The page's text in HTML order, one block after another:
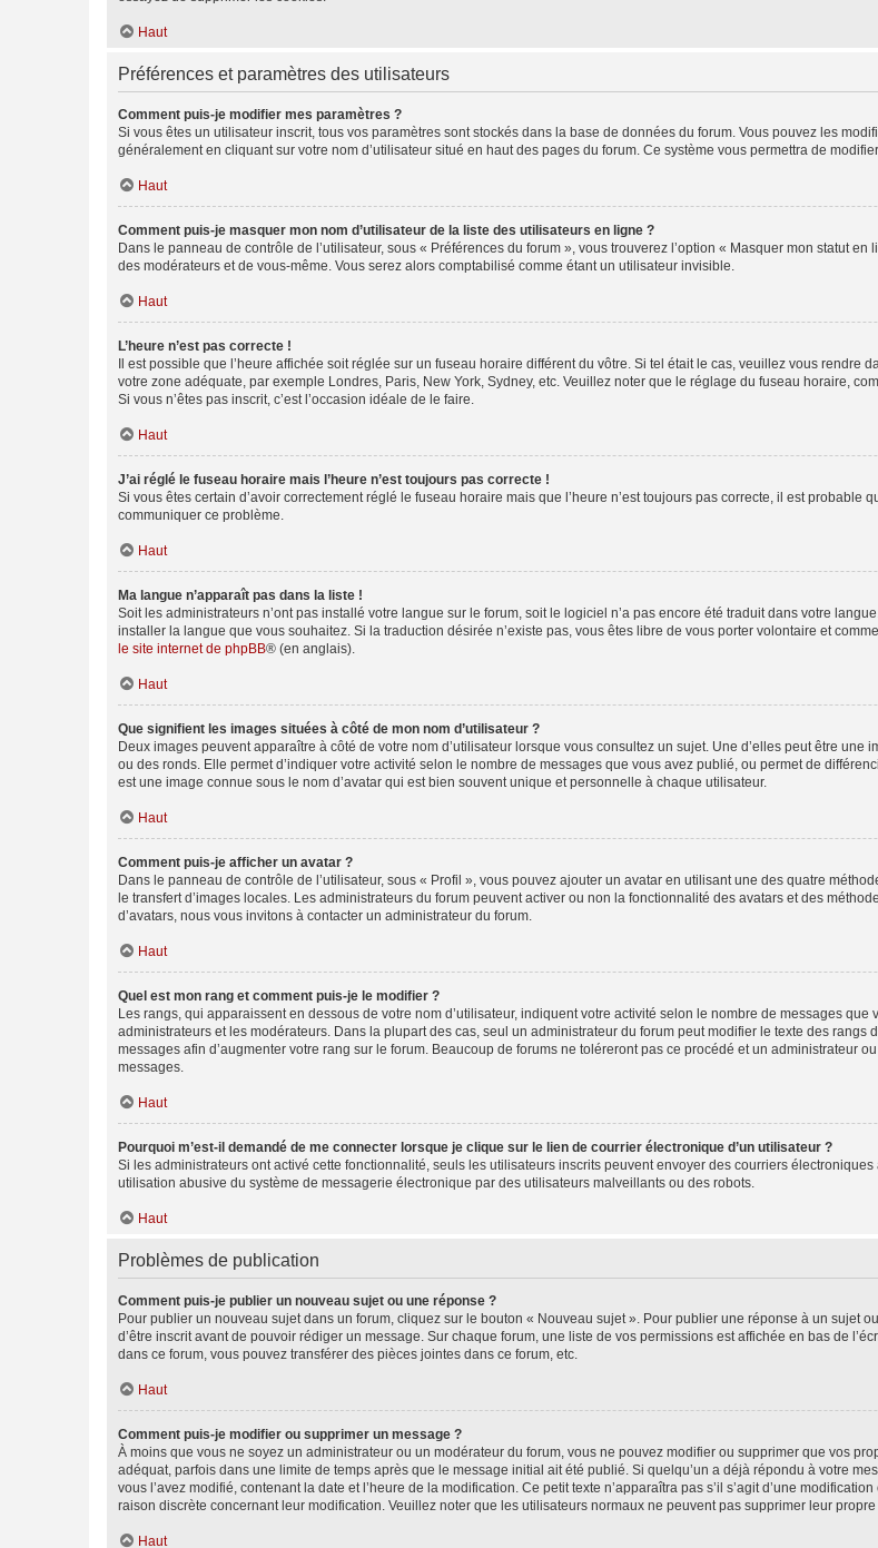
Haut
Préférences et paramètres des utilisateurs
Comment puis-je modifier mes paramètres ?
Si vous êtes un utilisateur inscrit, tous vos paramètres sont stockés dans la base de données du forum. Vous pouvez les
généralement en cliquant sur votre nom d’utilisateur situé en haut des pages du forum. Ce système vous permettra de
Haut
Comment puis-je masquer mon nom d’utilisateur de la liste des utilisateurs en ligne ?
Dans le panneau de contrôle de l’utilisateur, sous « Préférences du forum », vous trouverez l’option « Masquer mon statut
des modérateurs et de vous-même. Vous serez alors comptabilisé comme étant un utilisateur invisible.
Haut
L’heure n’est pas correcte !
Il est possible que l’heure affichée soit réglée sur un fuseau horaire différent du vôtre. Si tel était le cas, veuillez vous
votre zone adéquate, par exemple Londres, Paris, New York, Sydney, etc. Veuillez noter que le réglage du fuseau horaire,
Si vous n’êtes pas inscrit, c’est l’occasion idéale de le faire.
Haut
J’ai réglé le fuseau horaire mais l’heure n’est toujours pas correcte !
Si vous êtes certain d’avoir correctement réglé le fuseau horaire mais que l’heure n’est toujours pas correcte, il est
communiquer ce problème.
Haut
Ma langue n’apparaît pas dans la liste !
Soit les administrateurs n’ont pas installé votre langue sur le forum, soit le logiciel n’a pas encore été traduit dans votre
installer la langue que vous souhaitez. Si la traduction désirée n’existe pas, vous êtes libre de vous porter volontaire et
le site internet de phpBB® (en anglais).
Haut
Que signifient les images situées à côté de mon nom d’utilisateur ?
Deux images peuvent apparaître à côté de votre nom d’utilisateur lorsque vous consultez un sujet. Une d’elles peut être
ou des ronds. Elle permet d’indiquer votre activité selon le nombre de messages que vous avez publié, ou permet de
est une image connue sous le nom d’avatar qui est bien souvent unique et personnelle à chaque utilisateur.
Haut
Comment puis-je afficher un avatar ?
Dans le panneau de contrôle de l’utilisateur, sous « Profil », vous pouvez ajouter un avatar en utilisant une des quatre
le transfert d’images locales. Les administrateurs du forum peuvent activer ou non la fonctionnalité des avatars et des
d’avatars, nous vous invitons à contacter un administrateur du forum.
Haut
Quel est mon rang et comment puis-je le modifier ?
Les rangs, qui apparaissent en dessous de votre nom d’utilisateur, indiquent votre activité selon le nombre de messages
administrateurs et les modérateurs. Dans la plupart des cas, seul un administrateur du forum peut modifier le texte des
messages afin d’augmenter votre rang sur le forum. Beaucoup de forums ne toléreront pas ce procédé et un administrateur
messages.
Haut
Pourquoi m’est-il demandé de me connecter lorsque je clique sur le lien de courrier électronique d’un utilisateur ?
Si les administrateurs ont activé cette fonctionnalité, seuls les utilisateurs inscrits peuvent envoyer des courriers
utilisation abusive du système de messagerie électronique par des utilisateurs malveillants ou des robots.
Haut
Problèmes de publication
Comment puis-je publier un nouveau sujet ou une réponse ?
Pour publier un nouveau sujet dans un forum, cliquez sur le bouton « Nouveau sujet ». Pour publier une réponse à un sujet
d’être inscrit avant de pouvoir rédiger un message. Sur chaque forum, une liste de vos permissions est affichée en bas de
dans ce forum, vous pouvez transférer des pièces jointes dans ce forum, etc.
Haut
Comment puis-je modifier ou supprimer un message ?
À moins que vous ne soyez un administrateur ou un modérateur du forum, vous ne pouvez modifier ou supprimer que vos
adéquat, parfois dans une limite de temps après que le message initial ait été publié. Si quelqu’un a déjà répondu à votre
vous l’avez modifié, contenant la date et l’heure de la modification. Ce petit texte n’apparaîtra pas s’il s’agit d’une
raison discrète concernant leur modification. Veuillez noter que les utilisateurs normaux ne peuvent pas supprimer leur
Haut